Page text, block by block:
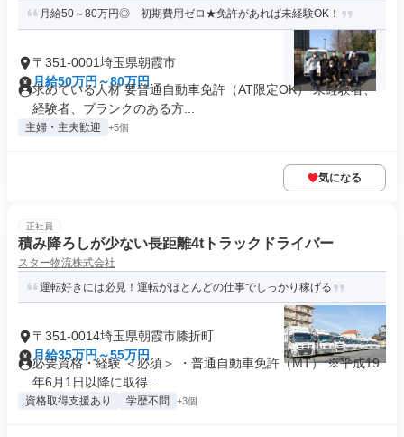
月給50～80万円◎ 初期費用ゼロ★免許があれば未経験OK！
〒351-0001埼玉県朝霞市
月給50万円～80万円
求めている人材 要普通自動車免許（AT限定OK） 未経験者、
経験者、ブランクのある方...
主婦・主夫歓迎 +5個
気になる
正社員
積み降ろしが少ない長距離4tトラックドライバー
スター物流株式会社
運転好きには必見！運転がほとんどの仕事でしっかり稼げる
〒351-0014埼玉県朝霞市膝折町
月給35万円～55万円
必要資格・経験 ＜必須＞ ・普通自動車免許（MT） ※平成19
年6月1日以降に取得...
資格取得支援あり 学歴不問 +3個